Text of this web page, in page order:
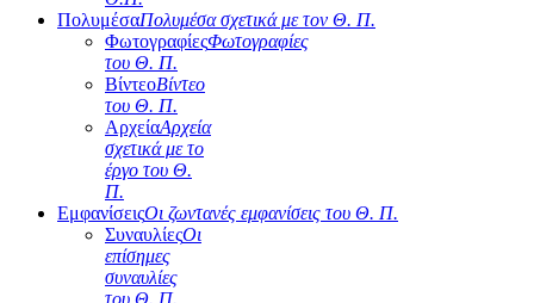
ΠολυμέσαΠολυμέσα σχετικά με τον Θ. Π.
ΦωτογραφίεςΦωτογραφίες
του Θ. Π.
ΒίντεοΒίντεο
του Θ. Π.
ΑρχείαΑρχεία
σχετικά με το
έργο του Θ.
Π.
ΕμφανίσειςΟι ζωντανές εμφανίσεις του Θ. Π.
ΣυναυλίεςΟι
επίσημες
συναυλίες